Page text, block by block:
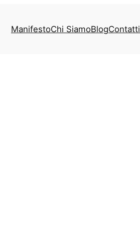
ManifestoChi SiamoBlogContatti